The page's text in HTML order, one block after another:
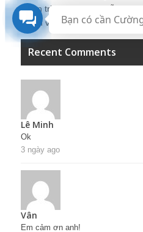
Quản trị Nhân sự Nguyễn
thành viên khác trong cộng
Recent Comments
Lê Minh
Ok
3 ngày ago
Vân
Em cảm ơn anh!
Bạn có cần